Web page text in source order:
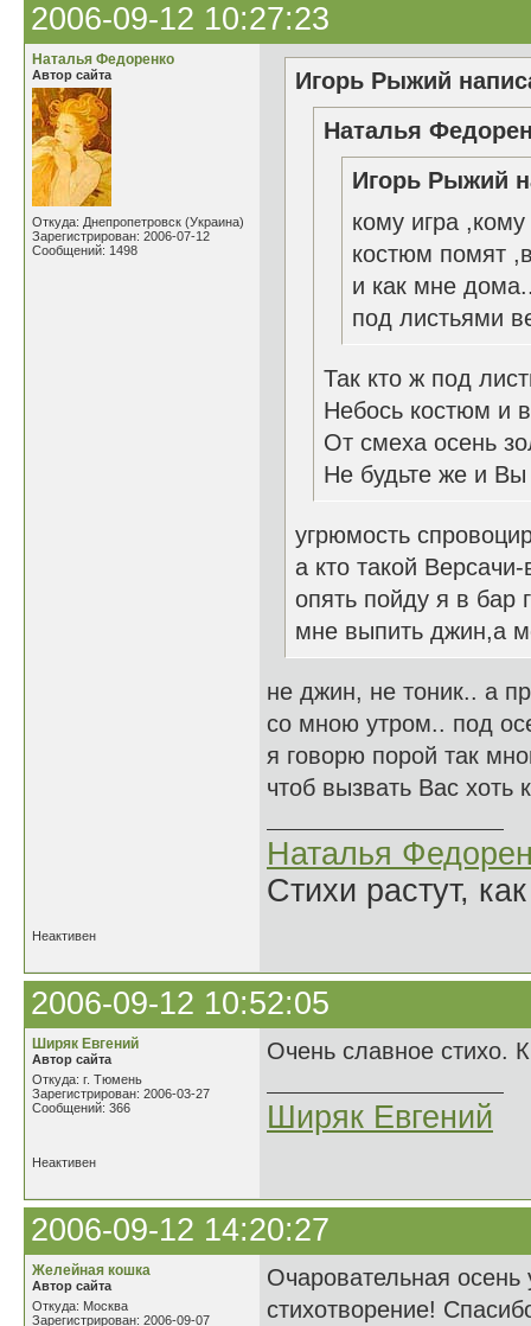
2006-09-12 10:27:23
Наталья Федоренко
Автор сайта
Откуда: Днепропетровск (Украина)
Зарегистрирован: 2006-07-12
Сообщений: 1498
Игорь Рыжий
Наталья
Игорь Рыжий
кому игра
костюм помят
и как мне
под листьями
Так кто ж под
Небось костюм и
От смеха осень
Не будьте же и
угрюмость
а кто такой
опять пойду я в бар
мне выпить джин,а
не джин, не тоник.. а
со мною утром.. под
я говорю порой так
чтоб вызвать Вас хоть
Наталья
Стихи растут,
Неактивен
2006-09-12 10:52:05
Ширяк Евгений
Автор сайта
Откуда: г. Тюмень
Зарегистрирован: 2006-03-27
Сообщений: 366
Очень славное стихо.
Ширяк Евгений
Неактивен
2006-09-12 14:20:27
Желейная кошка
Автор сайта
Откуда: Москва
Зарегистрирован: 2006-09-07
Очаровательная
стихотворение!